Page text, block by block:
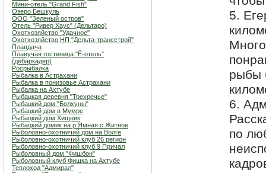
Мини-отель "Grand Fish"
Озеро Бешкуль
ООО "Зеленый остров"
Отель "Ривер Хаус" (Дельтаро)
Охотхозяйство "Удачное"
Охотхозяйство НП "Дельта-трансстрой"
Плавдача
Плавучая гостиница "Ё-отель"
(дебаркадер)
Росрыбалка
Рыбалка в Астрахани
Рыбалка в понизовье Астрахани
Рыбалка на Ахтубе
Рыбацкая деревня "Трехречье"
Рыбацкий дом "Болхуны"
Рыбацкий дом в Мумре
Рыбацкий дом Хищник
Рыбацкий домик на р.Ямная с.Житное
Рыболовно-охотничий дом на Волге
Рыболовно-охотничий клуб 26 регион
Рыболовно-охотничий клуб 9 Причал
Рыболовный дом "Фишбон"
Рыболовный клуб Фишка на Ахтубе
Теплоход "Адмирал"
5.
рыбы
6.
по